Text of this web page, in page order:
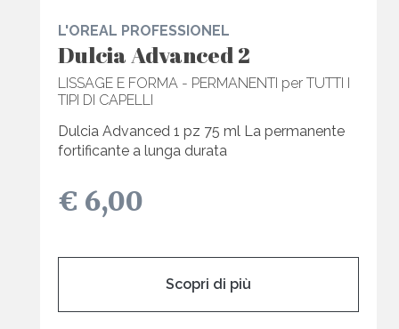
L'OREAL PROFESSIONEL
Dulcia Advanced 2
LISSAGE E FORMA - PERMANENTI per TUTTI I
TIPI DI CAPELLI
Dulcia Advanced 1 pz 75 ml La permanente
fortificante a lunga durata
€ 6,00
Scopri di più